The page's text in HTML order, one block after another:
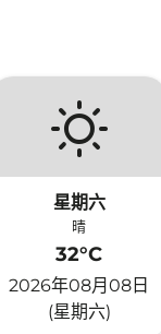
星期六
晴
32°C
2026年08月08日
(星期六)